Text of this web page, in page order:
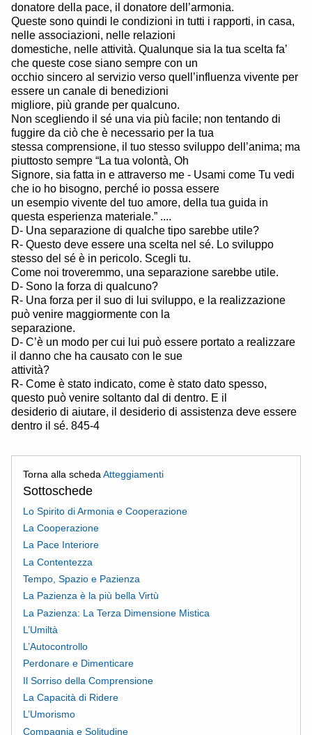
donatore della pace, il donatore dell’armonia.
Queste sono quindi le condizioni in tutti i rapporti, in casa,
nelle associazioni, nelle relazioni
domestiche, nelle attività. Qualunque sia la tua scelta fa’
che queste cose siano sempre con un
occhio sincero al servizio verso quell’influenza vivente per
essere un canale di benedizioni
migliore, più grande per qualcuno.
Non scegliendo il sé una via più facile; non tentando di
fuggire da ciò che è necessario per la tua
stessa comprensione, il tuo stesso sviluppo dell’anima; ma
piuttosto sempre “La tua volontà, Oh
Signore, sia fatta in e attraverso me - Usami come Tu vedi
che io ho bisogno, perché io possa essere
un esempio vivente del tuo amore, della tua guida in
questa esperienza materiale.” ....
D- Una separazione di qualche tipo sarebbe utile?
R- Questo deve essere una scelta nel sé. Lo sviluppo
stesso del sé è in pericolo. Scegli tu.
Come noi troveremmo, una separazione sarebbe utile.
D- Sono la forza di qualcuno?
R- Una forza per il suo di lui sviluppo, e la realizzazione
può venire maggiormente con la
separazione.
D- C’è un modo per cui lui può essere portato a realizzare
il danno che ha causato con le sue
attività?
R- Come è stato indicato, come è stato dato spesso,
questo può venire soltanto dal di dentro. E il
desiderio di aiutare, il desiderio di assistenza deve essere
dentro il sé. 845-4
Torna alla scheda Atteggiamenti
Sottoschede
Lo Spirito di Armonia e Cooperazione
La Cooperazione
La Pace Interiore
La Contentezza
Tempo, Spazio e Pazienza
La Pazienza è la più bella Virtù
La Pazienza: La Terza Dimensione Mistica
L’Umiltà
L’Autocontrollo
Perdonare e Dimenticare
Il Sorriso della Comprensione
La Capacità di Ridere
L’Umorismo
Compagnia e Solitudine